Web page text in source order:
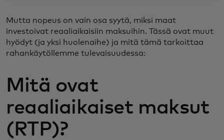
Mutta nopeus on vain osa syytä, miksi maat
investoivat reaaliaikaisiin maksuihin. Tässä ovat muut
hyödyt (ja yksi huolenaihe) ja mitä tämä tarkoittaa
rahankäytöllemme tulevaisuudessa:
Mitä ovat
reaaliaikaiset maksut
(RTP)?